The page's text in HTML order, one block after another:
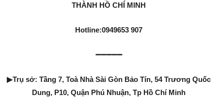
THÀNH HỒ CHÍ MINH
Hotline:0949653 907
➖➖➖➖➖
▶Trụ sở: Tầng 7, Toà Nhà Sài Gòn Bảo Tín, 54 Trương Quốc
Dung, P10, Quận Phú Nhuận, Tp Hồ Chí Minh